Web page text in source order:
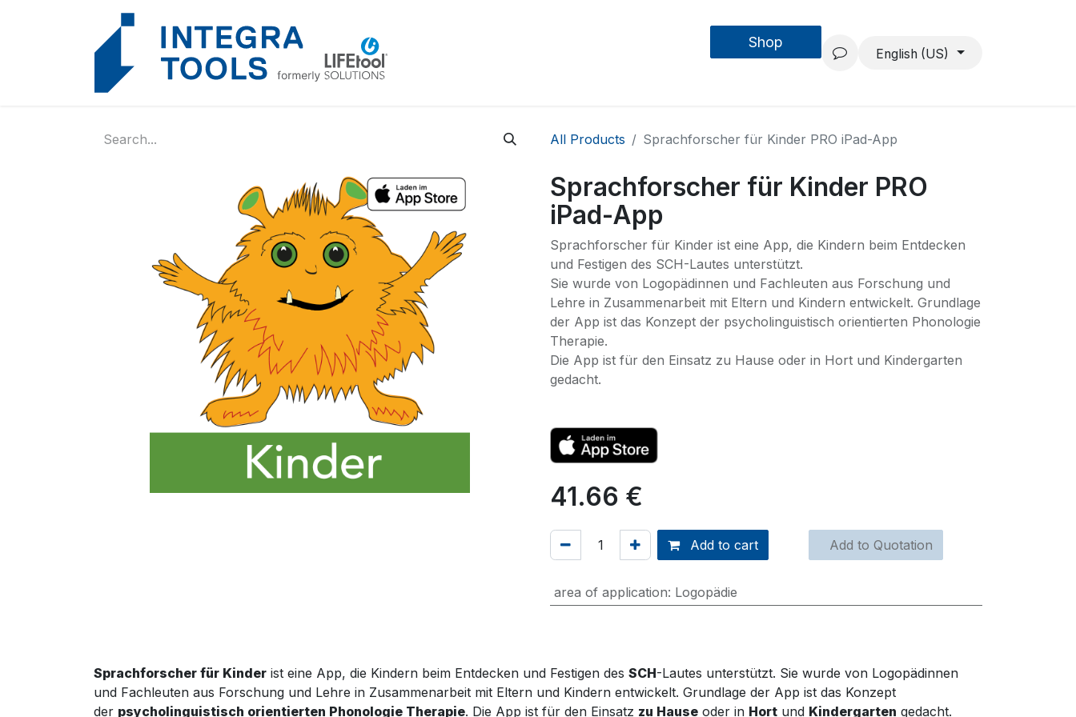
Forschung & Entwicklung Projekte
Shop
English (US)
All Products Sprachforscher für Kinder PRO iPad-App
Sprachforscher für Kinder PRO
iPad-App
Sprachforscher für Kinder ist eine App, die Kindern beim Entdecken
und Festigen des SCH-Lautes unterstützt.
Sie wurde von Logopädinnen und Fachleuten aus Forschung und
Lehre in Zusammenarbeit mit Eltern und Kindern entwickelt. Grundlage
der App ist das Konzept der psycholinguistisch orientierten Phonologie
Therapie.
Die App ist für den Einsatz zu Hause oder in Hort und Kindergarten
gedacht.
41.66 €
Add to cart Add to Quotation
area of application: Logopädie
Sprachforscher für Kinder ist eine App, die Kindern beim Entdecken und Festigen des SCH-Lautes unterstützt. Sie wurde von Logopädinnen
und Fachleuten aus Forschung und Lehre in Zusammenarbeit mit Eltern und Kindern entwickelt. Grundlage der App ist das Konzept
der psycholinguistisch orientierten Phonologie Therapie. Die App ist für den Einsatz zu Hause oder in Hort und Kindergarten gedacht.
Cookies management panel